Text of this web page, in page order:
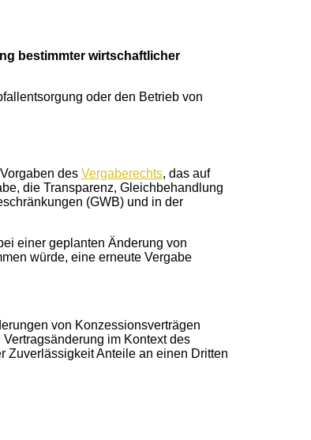
bestimmter wirtschaftlicher
oder den Betrieb von
des Vergaberechts, das auf
die Transparenz, Gleichbehandlung
(GWB) und in der
einer geplanten Änderung von
würde, eine erneute Vergabe
von Konzessionsverträgen
im Kontext des
Zuverlässigkeit Anteile an einen Dritten